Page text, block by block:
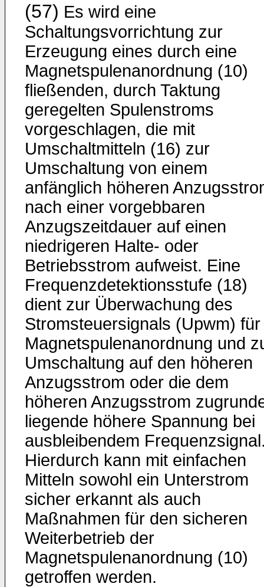
(57) Es wird eine
Schaltungsvorrichtung zur
Erzeugung eines durch eine
Magnetspulenanordnung (10)
fließenden, durch Taktung
geregelten Spulenstroms
vorgeschlagen, die mit
Umschaltmitteln (16) zur
Umschaltung von einem
anfänglich höheren
nach einer vorgebbaren
Anzugszeitdauer auf einen
niedrigeren Halte- oder
Betriebsstrom aufweist. Eine
Frequenzdetektionsstufe (18)
dient zur Überwachung des
Stromsteuersignals (Upwm) für
Magnetspulenanordnung und
Umschaltung auf den höheren
Anzugsstrom oder die dem
höheren Anzugsstrom
liegende höhere Spannung bei
ausbleibendem
Hierdurch kann mit einfachen
Mitteln sowohl ein Unterstrom
sicher erkannt als auch
Maßnahmen für den sicheren
Weiterbetrieb der
Magnetspulenanordnung (10)
getroffen werden.